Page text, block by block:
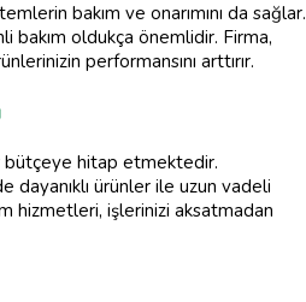
bakım ve onarımını da sağlar.
bakım oldukça önemlidir. Firma,
performansını arttırır.
bütçeye hitap etmektedir.
dayanıklı ürünler ile uzun vadeli
hizmetleri, işlerinizi aksatmadan